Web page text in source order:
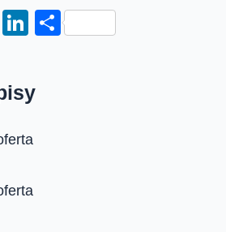
Pinterest
LinkedIn
Share